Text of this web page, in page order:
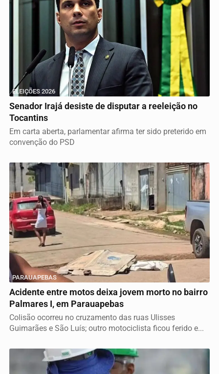
ELEIÇÕES 2026
Senador Irajá desiste de disputar a reeleição no
Tocantins
Em carta aberta, parlamentar afirma ter sido preterido em
convenção do PSD
PARAUAPEBAS
Acidente entre motos deixa jovem morto no bairro
Palmares I, em Parauapebas
Colisão ocorreu no cruzamento das ruas Ulisses
Guimarães e São Luís; outro motociclista ficou ferido e...